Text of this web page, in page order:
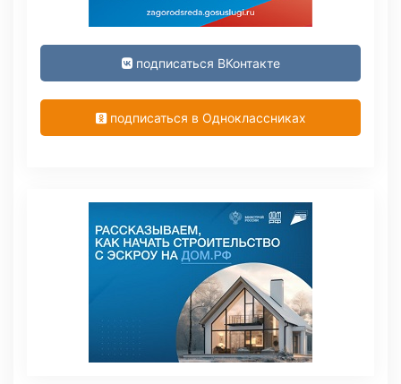
подписаться ВКонтакте
подписаться в Одноклассниках